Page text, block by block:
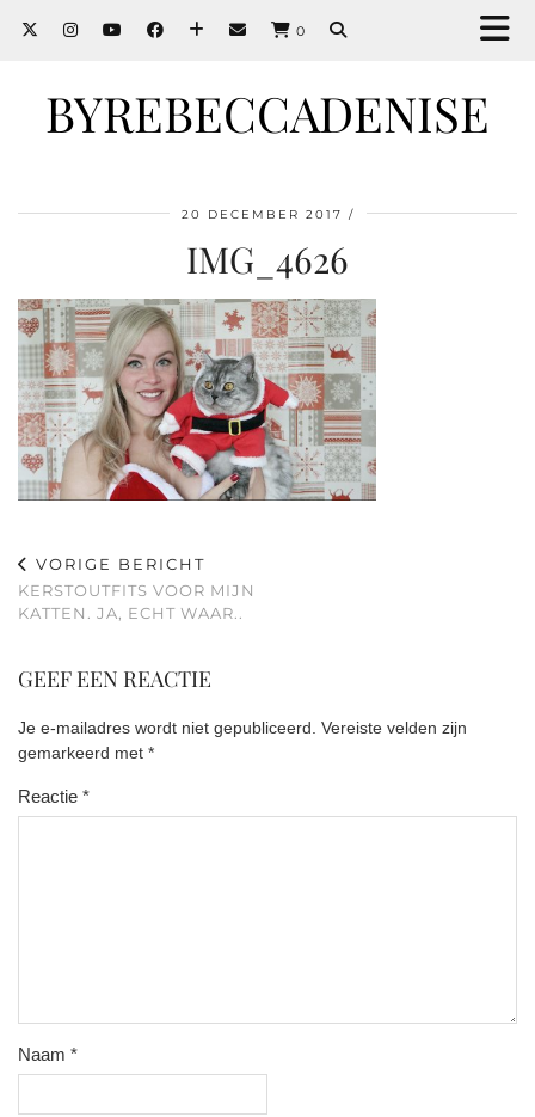
0
BYREBECCADENISE
20 DECEMBER 2017
IMG_4626
VORIGE BERICHT
KERSTOUTFITS VOOR MIJN
KATTEN. JA, ECHT WAAR..
GEEF EEN REACTIE
Je e-mailadres wordt niet gepubliceerd. Vereiste velden zijn
gemarkeerd met *
Reactie *
Naam *